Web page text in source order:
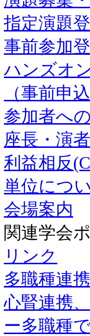
指定演題
事前参加
ハンズオ
（事前申
参加者へ
座長・演
利益相反
単位につ
会場案内
関連学会
リンク
多職種連
心腎連携
ー多職種